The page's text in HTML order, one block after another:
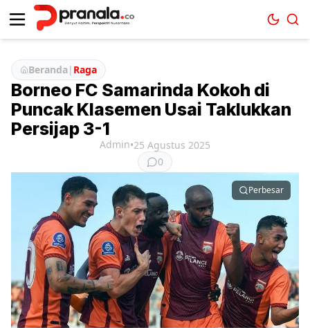
Beranda| Raga
Borneo FC Samarinda Kokoh di
Puncak Klasemen Usai Taklukkan
Persijap 3-1
Admin•25 Agustus 2025
0
Perbesar